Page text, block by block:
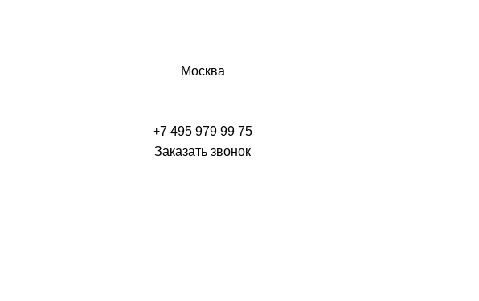
Москва
+7 495 979 99 75
Заказать звонок